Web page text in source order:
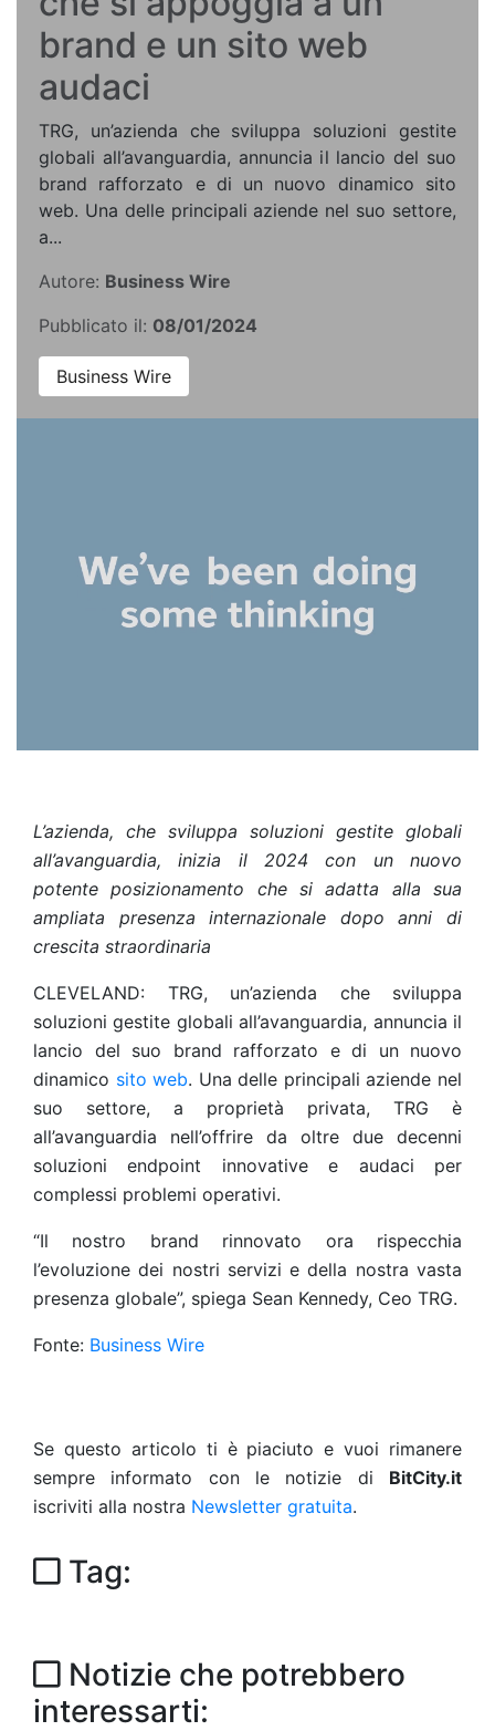
brand e un sito web
audaci
TRG, un’azienda che sviluppa soluzioni gestite
globali all’avanguardia, annuncia il lancio del suo
brand rafforzato e di un nuovo dinamico sito
web. Una delle principali aziende nel suo settore,
a...
Autore: Business Wire
Pubblicato il: 08/01/2024
Business Wire
L’azienda, che sviluppa soluzioni gestite globali
all’avanguardia, inizia il 2024 con un nuovo
potente posizionamento che si adatta alla sua
ampliata presenza internazionale dopo anni di
crescita straordinaria
CLEVELAND: TRG, un’azienda che sviluppa
soluzioni gestite globali all’avanguardia, annuncia il
lancio del suo brand rafforzato e di un nuovo
dinamico sito web. Una delle principali aziende nel
suo settore, a proprietà privata, TRG è
all’avanguardia nell’offrire da oltre due decenni
soluzioni endpoint innovative e audaci per
complessi problemi operativi.
“Il nostro brand rinnovato ora rispecchia
l’evoluzione dei nostri servizi e della nostra vasta
presenza globale”, spiega Sean Kennedy, Ceo TRG.
Fonte: Business Wire
Se questo articolo ti è piaciuto e vuoi rimanere
sempre informato con le notizie di BitCity.it
iscriviti alla nostra Newsletter gratuita.
Tag:
Notizie che potrebbero
interessarti: